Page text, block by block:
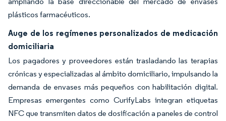
plásticos farmacéuticos.
Auge de los regímenes personalizados de medicación
domiciliaria
Los pagadores y proveedores están trasladando las terapias
crónicas y especializadas al ámbito domiciliario, impulsando la
demanda de envases más pequeños con habilitación digital.
Empresas emergentes como CurifyLabs integran etiquetas
NFC que transmiten datos de dosificación a paneles de control